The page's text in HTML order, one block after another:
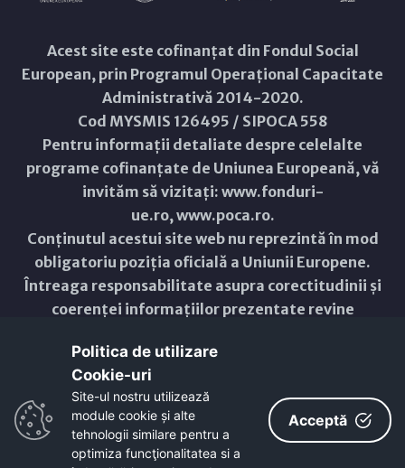
Acest site este cofinanțat din Fondul Social
European, prin Programul Operațional Capacitate
Administrativă 2014-2020.
Cod MYSMIS 126495 / SIPOCA 558
Pentru informații detaliate despre celelalte
programe cofinanțate de Uniunea Europeană, vă
invităm să vizitați: www.fonduri-
ue.ro,www.poca.ro.
Conținutul acestui site web nu reprezintă în mod
obligatoriu poziția oficială a Uniunii Europene.
Întreaga responsabilitate asupra corectitudinii și
coerenței informațiilor prezentate revine
Copyright © 2021 - 2026 -
ResponsiveVoice
Non-Commercial License
Politica de utilizare
Cookie-uri‎
Site-ul nostru utilizează
module cookie și alte
tehnologii similare pentru a
optimiza funcţionalitatea si a
Acceptă